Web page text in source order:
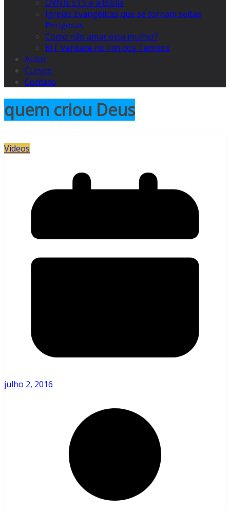
OVNIs ETS e a Bíblia
Igrejas Evangélicas que se tornam seitas
Perigosas
Como não amar esta mulher?
KIT Verdade no Fim dos Tempos
Autor
Cursos
Contato
quem criou Deus
Videos
julho 2, 2016